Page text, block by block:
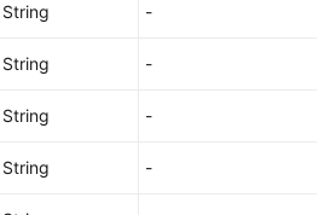
String -
String -
String -
String -